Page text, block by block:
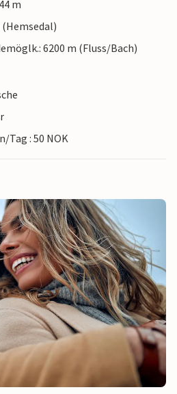
m
6200 m (Fluss/Bach)
Tag : 50 NOK